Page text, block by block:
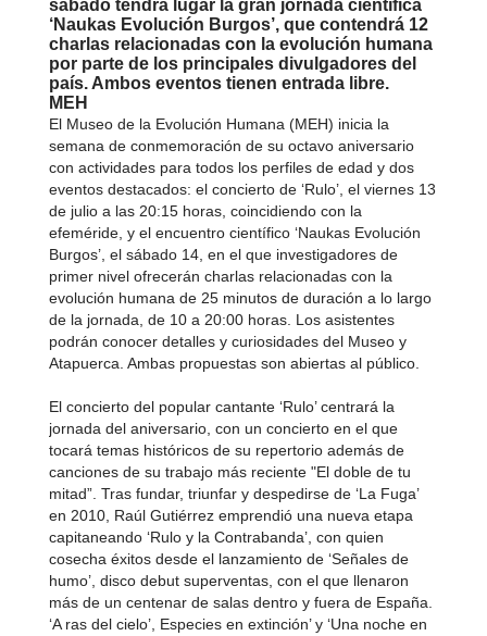
sábado tendrá lugar la gran jornada científica
‘Naukas Evolución Burgos’, que contendrá 12
charlas relacionadas con la evolución humana
por parte de los principales divulgadores del
país. Ambos eventos tienen entrada libre.
MEH
El Museo de la Evolución Humana (MEH) inicia la
semana de conmemoración de su octavo aniversario
con actividades para todos los perfiles de edad y dos
eventos destacados: el concierto de ‘Rulo’, el viernes 13
de julio a las 20:15 horas, coincidiendo con la
efeméride, y el encuentro científico ‘Naukas Evolución
Burgos’, el sábado 14, en el que investigadores de
primer nivel ofrecerán charlas relacionadas con la
evolución humana de 25 minutos de duración a lo largo
de la jornada, de 10 a 20:00 horas. Los asistentes
podrán conocer detalles y curiosidades del Museo y
Atapuerca. Ambas propuestas son abiertas al público.
El concierto del popular cantante ‘Rulo’ centrará la
jornada del aniversario, con un concierto en el que
tocará temas históricos de su repertorio además de
canciones de su trabajo más reciente "El doble de tu
mitad”. Tras fundar, triunfar y despedirse de ‘La Fuga’
en 2010, Raúl Gutiérrez emprendió una nueva etapa
capitaneando ‘Rulo y la Contrabanda’, con quien
cosecha éxitos desde el lanzamiento de ‘Señales de
humo’, disco debut superventas, con el que llenaron
más de un centenar de salas dentro y fuera de España.
‘A ras del cielo’, Especies en extinción’ y ‘Una noche en